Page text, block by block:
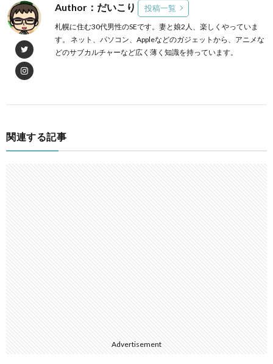
Author：だいこり 投稿一覧
札幌に住む30代男性のSEです。妻と娘2人、楽しくやっていま
す。 ネット、パソコン、Appleなどのガジェットから、アニメな
どのサブカルチャーなど広く薄く知識を持っています。
関連する記事
Advertisement